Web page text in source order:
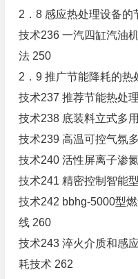
2．8 感应热处理设备的
技术236 一汽四缸汽油
法 250
2．9 推广节能降耗的热
技术237 推荐节能热处
技术238 底装料立式多
技术239 高温可控气氛
技术240 活性屏离子渗
技术241 精密控制智能
技术242 bbhg-5000型
线 260
技术243 淬火介质和感
耗技术 262